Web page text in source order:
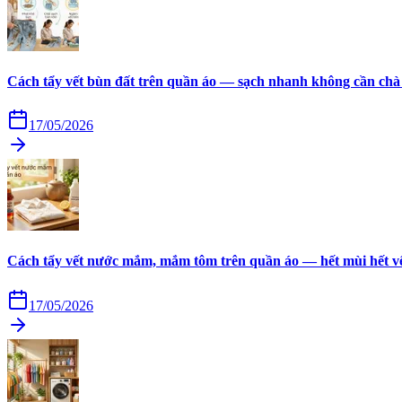
Cách tẩy vết bùn đất trên quần áo — sạch nhanh không cần
17/05/2026
Cách tẩy vết nước mắm, mắm tôm trên quần áo — hết mùi hết
17/05/2026